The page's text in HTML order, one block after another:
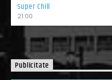
Super Chill
21:00
Publicitate